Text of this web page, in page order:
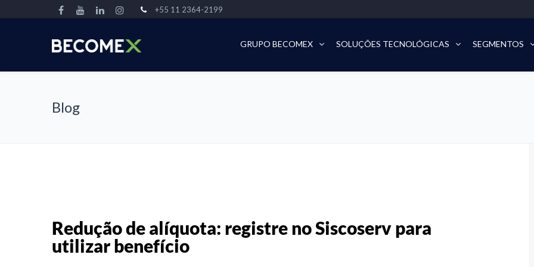
+55 11 2364-2199
GRUPO BECOMEX SOLUÇÕES TECNOLÓGICAS SEGMENTOS
Blog
Redução de alíquota: registre no Siscoserv para
utilizar benefício